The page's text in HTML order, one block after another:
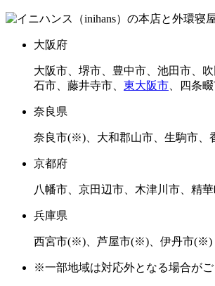
大阪府
大阪市、堺市、豊中市、池田市、
石市、藤井寺市、 東大阪市 、四条
奈良県
奈良市(※)、大和郡山市、生駒市、
京都府
八幡市、京田辺市、木津川市、精
兵庫県
西宮市(※)、芦屋市(※)、伊丹市(※)
※一部地域は対応外となる場合がご